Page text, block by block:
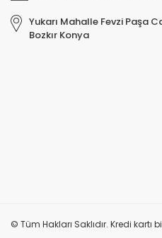
Yukarı Mahalle Fevzi Paşa
Bozkır Konya
© Tüm Hakları Saklıdır. Kredi kartı